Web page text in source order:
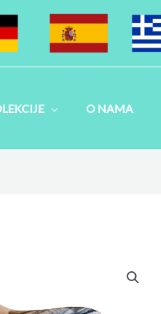
O NAMA